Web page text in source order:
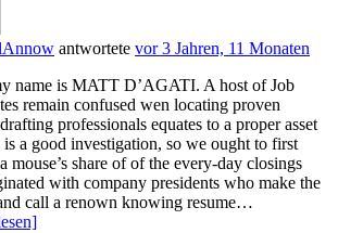
antwortete vor 3 Jahren, 11 Monaten
name is MATT D’AGATI. A host of Job
remain confused wen locating proven
professionals equates to a proper asset
is a good investigation, so we ought to first
mouse’s share of of the every-day closings
with company presidents who make the
call a renown knowing resume…